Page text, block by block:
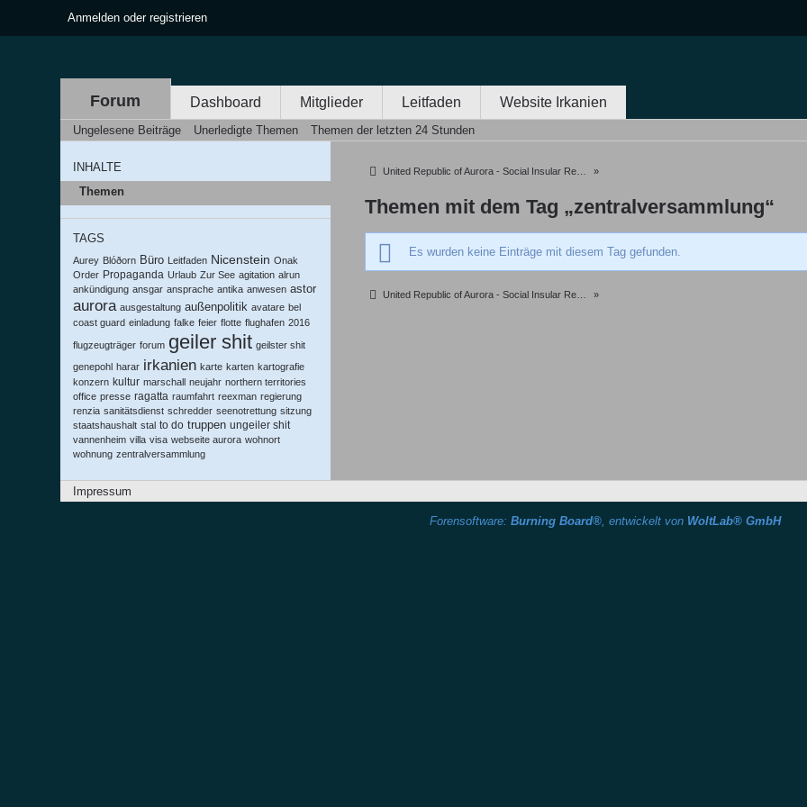
Anmelden oder registrieren
Forum Dashboard Mitglieder Leitfaden Website Irkanien
Ungelesene Beiträge Unerledigte Themen Themen der letzten 24 Stunden
INHALTE
Themen
TAGS
Aurey Blóðorn Büro Leitfaden Nicenstein Onak
Order Propaganda Urlaub Zur See agitation alrun
ankündigung ansgar ansprache antika anwesen astor
aurora ausgestaltung außenpolitik avatare bel
coast guard einladung falke feier flotte flughafen 2016
flugzeugträger forum geiler shit geilster shit
genepohl harar irkanien karte karten kartografie
konzern kultur marschall neujahr northern territories
office presse ragatta raumfahrt reexman regierung
renzia sanitätsdienst schredder seenotrettung sitzung
staatshaushalt stal to do truppen ungeiler shit
vannenheim villa visa webseite aurora wohnort
wohnung zentralversammlung
United Republic of Aurora - Social Insular Republic of Oceania »
Themen mit dem Tag „zentralversammlung“
Es wurden keine Einträge mit diesem Tag gefunden.
United Republic of Aurora - Social Insular Republic of Oceania »
Impressum
Forensoftware: Burning Board®, entwickelt von WoltLab® GmbH